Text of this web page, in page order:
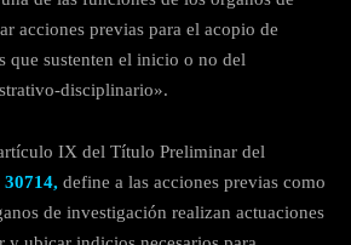
acciones previas para el acopio de
que sustenten el inicio o no del
disciplinario».
IX del Título Preliminar del
define a las acciones previas como
de investigación realizan actuaciones